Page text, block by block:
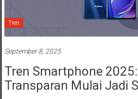
Tren
September 8, 2025
Tren Smartphone
Transparan Mulai Jadi